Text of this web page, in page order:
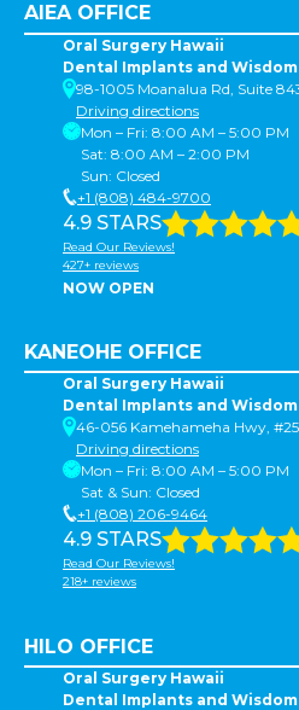
AIEA OFFICE
Oral Surgery Hawaii
Dental Implants and
98-1005 Moanalua Rd, Suite
Driving directions
Mon – Fri: 8:00 AM – 5:00 PM
Sat: 8:00 AM – 2:00 PM
Sun: Closed
+1 (808) 484-9700
4.9 STARS
Read Our Reviews!
427+ reviews
NOW OPEN
KANEOHE OFFICE
Oral Surgery Hawaii
Dental Implants and
46-056 Kamehameha Hwy,
Driving directions
Mon – Fri: 8:00 AM – 5:00 PM
Sat & Sun: Closed
+1 (808) 206-9464
4.9 STARS
Read Our Reviews!
218+ reviews
HILO OFFICE
Oral Surgery Hawaii
Dental Implants and